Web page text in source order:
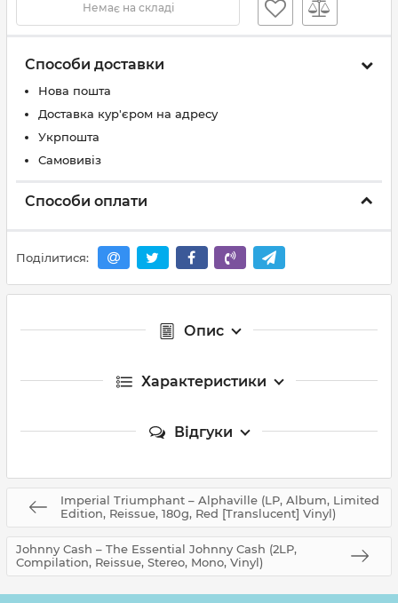
Немає на складі
Способи доставки
Нова пошта
Доставка кур'єром на адресу
Укрпошта
Самовивіз
Способи оплати
Поділитися:
Опис
Характеристики
Відгуки
Imperial Triumphant – Alphaville (LP, Album, Limited
Edition, Reissue, 180g, Red [Translucent] Vinyl)
Johnny Cash – The Essential Johnny Cash (2LP,
Compilation, Reissue, Stereo, Mono, Vinyl)